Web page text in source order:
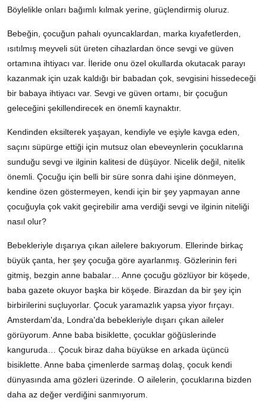
Böylelikle onları bağımlı kılmak yerine, güçlendirmiş oluruz.
Bebeğin, çocuğun pahalı oyuncaklardan, marka kıyafetlerden,
ısıtılmış meyveli süt üreten cihazlardan önce sevgi ve güven
ortamına ihtiyacı var. İleride onu özel okullarda okutacak parayı
kazanmak için uzak kaldığı bir babadan çok, sevgisini hissedeceği
bir babaya ihtiyacı var. Sevgi ve güven ortamı, bir çocuğun
geleceğini şekillendirecek en önemli kaynaktır.
Kendinden eksilterek yaşayan, kendiyle ve eşiyle kavga eden,
saçını süpürge ettiği için mutsuz olan ebeveynlerin çocuklarına
sunduğu sevgi ve ilginin kalitesi de düşüyor. Nicelik değil, nitelik
önemli. Çocuğu için belli bir süre sonra dahi işine dönmeyen,
kendine özen göstermeyen, kendi için bir şey yapmayan anne
çocuğuyla çok vakit geçirebilir ama verdiği sevgi ve ilginin niteliği
nasıl olur?
Bebekleriyle dışarıya çıkan ailelere bakıyorum. Ellerinde birkaç
büyük çanta, her şey çocuğa göre ayarlanmış. Gözlerinin feri
gitmiş, bezgin anne babalar… Anne çocuğu gözlüyor bir köşede,
baba gazete okuyor başka bir köşede. Birazdan da bir şey için
birbirilerini suçluyorlar. Çocuk yaramazlık yapsa yiyor fırçayı.
Amsterdam'da, Londra'da bebekleriyle dışarı çıkan aileler
görüyorum. Anne baba bisiklette, çocuklar göğüslerinde
kanguruda… Çocuk biraz daha büyükse en arkada üçüncü
bisiklette. Anne baba çimenlerde sarmaş dolaş, çocuk kendi
dünyasında ama gözleri üzerinde. O ailelerin, çocuklarına bizden
daha az değer verdiğini sanmıyorum.